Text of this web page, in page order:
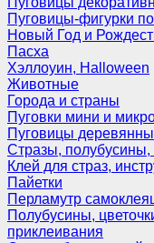
Пуговицы-фигурки
Новый Год и
Пасха
Хэллоуин, Halloween
Животные
Города и страны
Пуговки мини и
Пуговицы
Стразы, полубусины,
Клей для страз,
Пайетки
Перламутр
Полубусины,
приклеивания